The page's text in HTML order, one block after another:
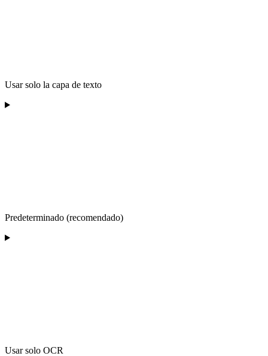
Usar solo la capa de texto
Predeterminado (recomendado)
Usar solo OCR